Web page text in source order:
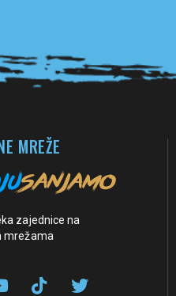
MREŽE
zajednice na
mrežama